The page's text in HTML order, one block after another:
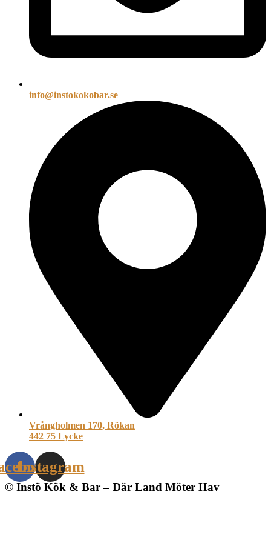
info@instokokobar.se
Vrångholmen 170, Rökan
442 75 Lycke
Instagram
© Instö Kök & Bar – Där Land Möter Hav